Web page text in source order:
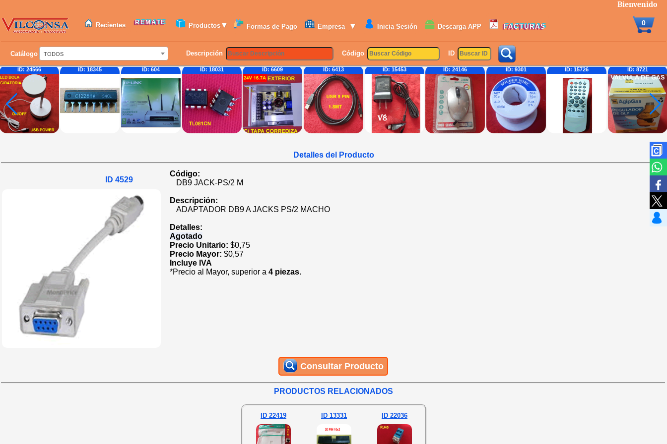
Bienvenido
Recientes REMATE Productos ▾ Formas de Pago Empresa ▾ Inicia Sesión Descarga APP FACTURAS 0
Catálogo TODOS Descripción Código ID
ID: 18345 ID: 604 ID: 18031 ID: 6609 ID: 6413 ID: 15453 ID: 24146 ID: 9301 ID: 15726 ID: 8721 ID: 24271
Detalles del Producto
ID 4529
Código:
DB9 JACK-PS/2 M
Descripción:
ADAPTADOR DB9 A JACKS PS/2 MACHO
Detalles:
Agotado
Precio Unitario: $0,75
Precio Mayor: $0,57
Incluye IVA
*Precio al Mayor, superior a 4 piezas.
Consultar Producto
PRODUCTOS RELACIONADOS
ID 22419 ID 13331 ID 22036